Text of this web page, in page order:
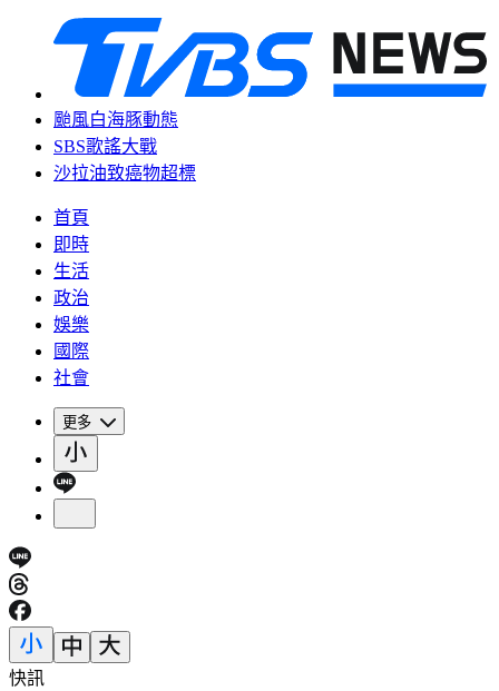
颱風白海豚動態
SBS歌謠大戰
沙拉油致癌物超標
首頁
即時
生活
政治
娛樂
國際
社會
更多
快訊